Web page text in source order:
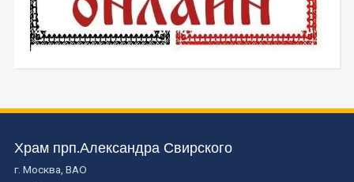
Храм прп.Александра Свирского
г. Москва, ВАО